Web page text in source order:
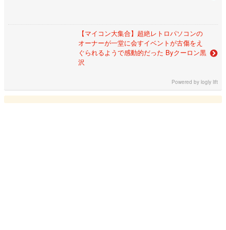
【マイコン大集合】超絶レトロパソコンの
オーナーが一堂に会すイベントが古傷をえ
ぐられるようで感動的だった Byクーロン黒
沢
Powered bylogly lift